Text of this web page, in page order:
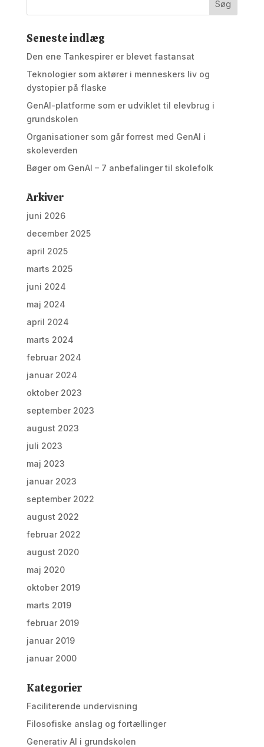
Seneste indlæg
Den ene Tankespirer er blevet fastansat
Teknologier som aktører i menneskers liv og
dystopier på flaske
GenAI-platforme som er udviklet til elevbrug i
grundskolen
Organisationer som går forrest med GenAI i
skoleverden
Bøger om GenAI – 7 anbefalinger til skolefolk
Arkiver
juni 2026
december 2025
april 2025
marts 2025
juni 2024
maj 2024
april 2024
marts 2024
februar 2024
januar 2024
oktober 2023
september 2023
august 2023
juli 2023
maj 2023
januar 2023
september 2022
august 2022
februar 2022
august 2020
maj 2020
oktober 2019
marts 2019
februar 2019
januar 2019
januar 2000
Kategorier
Faciliterende undervisning
Filosofiske anslag og fortællinger
Generativ AI i grundskolen